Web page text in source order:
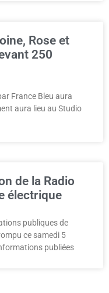
Rose et
250
France Bleu aura
aura lieu au Studio
de la Radio
électrique
publiques de
ce samedi 5
publiées